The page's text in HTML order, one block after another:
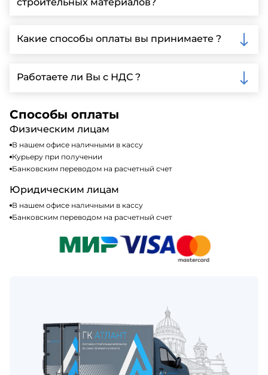
детальной информации и организации встречи.
Ленинградской области, у нас собственный
автопарк, для обеспечения быстрой и надежной
Какие способы оплаты вы принимаете ?
включая наличные, банковские переводы,
кредитные карты. Подробную информацию о
Работаете ли Вы с НДС ?
налогообложения, т.е с НДС 20%
Способы оплаты
Физическим лицам
В нашем офисе наличными в кассу
Курьеру при получении
Банковским переводом на расчетный счет
Юридическим лицам
В нашем офисе наличными в кассу
Банковским переводом на расчетный счет